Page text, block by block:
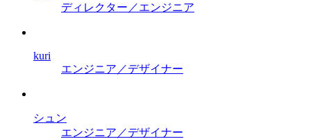
ディレクター／エンジニア
kuri
エンジニア／デザイナー
シュン
エンジニア／デザイナー